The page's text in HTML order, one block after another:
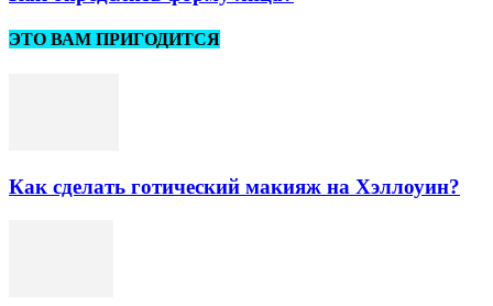
ЭТО ВАМ ПРИГОДИТСЯ
Как сделать готический макияж на Хэллоуин?